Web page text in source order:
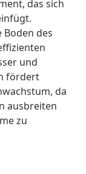
das sich
Boden des
und
fördert
da
ausbreiten
zu